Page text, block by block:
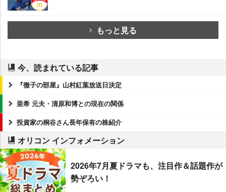
もっと見る
今、読まれている記事
『徹子の部屋』山村紅葉放送日決定
亜希 元夫・清原和博との現在の関係
投資家の桐谷さん長年保有の株紹介
オリコン インフォメーション
2026年7月夏ドラマも、注目作＆話題作が
勢ぞろい！